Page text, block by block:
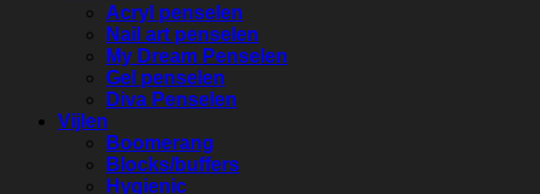
Acryl penselen
Nail art penselen
My Dream Penselen
Gel penselen
Diva Penselen
Vijlen
Boomerang
Blocks/buffers
Hygienic